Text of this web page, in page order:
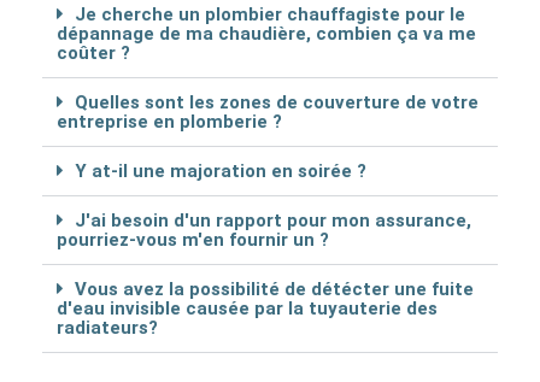
Je cherche un plombier chauffagiste pour le
dépannage de ma chaudière, combien ça va me
coûter ?
Quelles sont les zones de couverture de votre
entreprise en plomberie ?
Y at-il une majoration en soirée ?
J'ai besoin d'un rapport pour mon assurance,
pourriez-vous m'en fournir un ?
Vous avez la possibilité de détécter une fuite
d'eau invisible causée par la tuyauterie des
radiateurs?